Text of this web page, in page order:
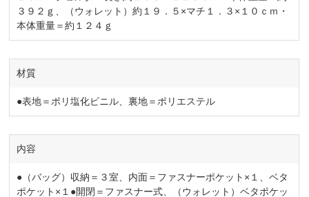
３９２ｇ、（ウォレット）約１９．５×マチ１．３×１０ｃｍ・
本体重量＝約１２４ｇ
材質
●表地＝ポリ塩化ビニル、裏地＝ポリエステル
内容
●（バッグ）収納＝３室、内面＝ファスナーポケット×１、ベタ
ポケット×１●開閉＝ファスナー式、（ウォレット）ベタポケッ